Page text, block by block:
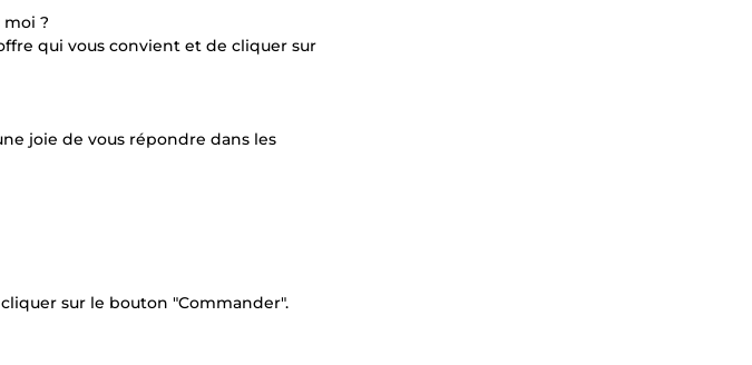
moi ?
qui vous convient et de cliquer sur
joie de vous répondre dans les
sur le bouton "Commander".